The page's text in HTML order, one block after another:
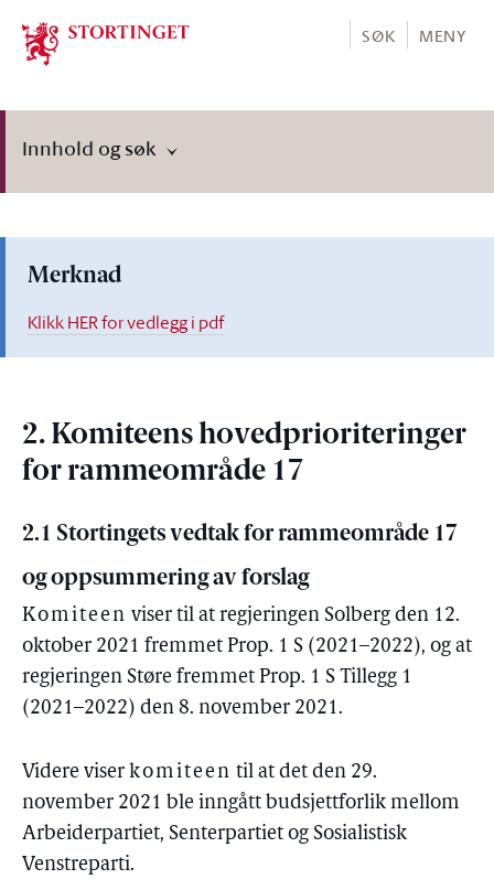
Stortinget.no
SØK MENY
Innhold og søk
Merknad
Klikk HER for vedlegg i pdf
2. Komiteens hovedprioriteringer
for rammeområde 17
2.1 Stortingets vedtak for rammeområde 17
og oppsummering av forslag
Komiteen viser til at regjeringen Solberg den 12.
oktober 2021 fremmet Prop. 1 S (2021–2022), og at
regjeringen Støre fremmet Prop. 1 S Tillegg 1
(2021–2022) den 8. november 2021.
Videre viser komiteen til at det den 29.
november 2021 ble inngått budsjettforlik mellom
Arbeiderpartiet, Senterpartiet og Sosialistisk
Venstreparti.